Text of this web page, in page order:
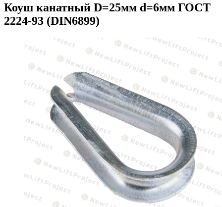
Коуш канатный D=25мм d=6мм ГОСТ
2224-93 (DIN6899)